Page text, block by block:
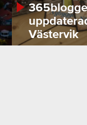
Västervik